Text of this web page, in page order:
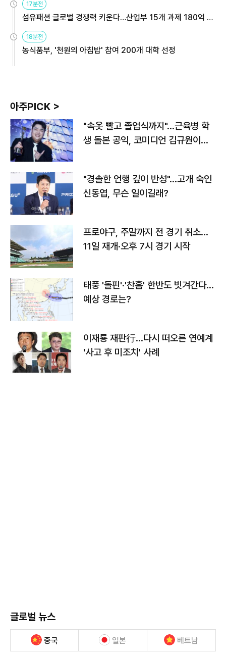
17분전
섬유패션 글로벌 경쟁력 키운다…산업부 15개 과제 180억 지
원
18분전
농식품부, '천원의 아침밥' 참여 200개 대학 선정
아주PICK >
"속옷 빨고 졸업식까지"…근육병 학
생 돌본 공익, 코미디언 김규원이었
"경솔한 언행 깊이 반성"…고개 숙인
신동엽, 무슨 일이길래?
프로야구, 주말까지 전 경기 취소…
11일 재개·오후 7시 경기 시작
태풍 '돌핀'·'찬홈' 한반도 빗겨간다…
예상 경로는?
이재룡 재판行…다시 떠오른 연예계
'사고 후 미조치' 사례
글로벌 뉴스
중국 일본 베트남